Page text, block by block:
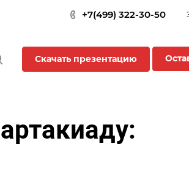
+7(499) 322-30-50
Скачать презентацию